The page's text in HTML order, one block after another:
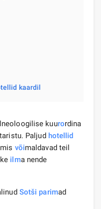
kaardil
kuurordina
taristu. Paljud hotellid
võimaldavad teil
ilma nende
Sotši parimad